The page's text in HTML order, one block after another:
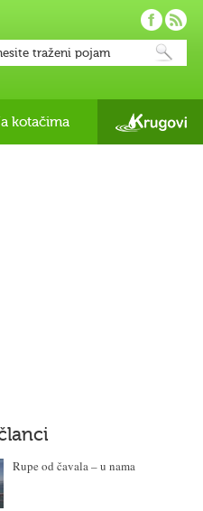
kotačima
Rupe od čavala – u nama